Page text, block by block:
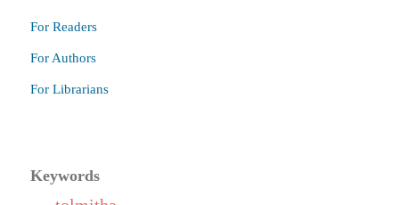
For Readers
For Authors
For Librarians
Keywords